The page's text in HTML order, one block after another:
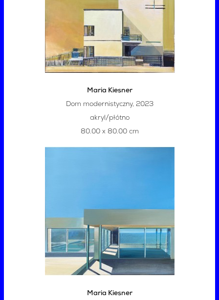
Maria Kiesner
Dom modernistyczny, 2023
akryl/płótno
80.00 x 80.00 cm
Maria Kiesner